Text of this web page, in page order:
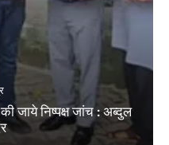
जाये निष्पक्ष जांच : अब्दुल